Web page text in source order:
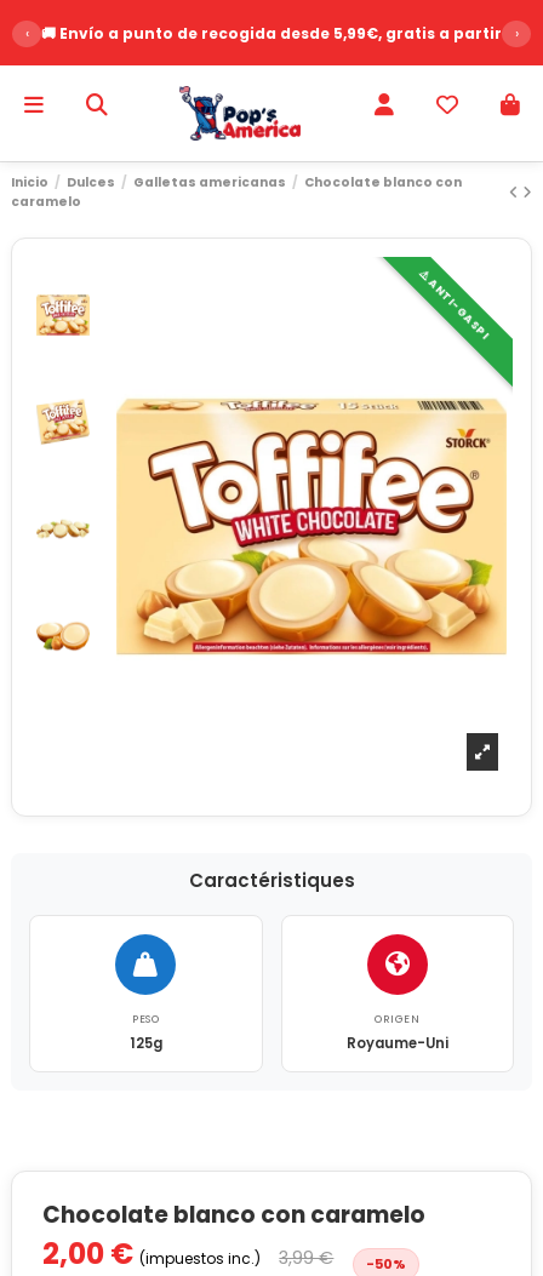
‹ 🚚 Envío a punto de recogida desde 5,99€, gratis a partir de
›
Inicio Dulces Galletas americanas
Chocolate blanco con
caramelo
⚠️ ANTI-GASPI
Caractéristiques
PESO
125g
ORIGEN
Royaume-Uni
Chocolate blanco con caramelo
2,00 € (impuestos inc.) 3,99 € -50%